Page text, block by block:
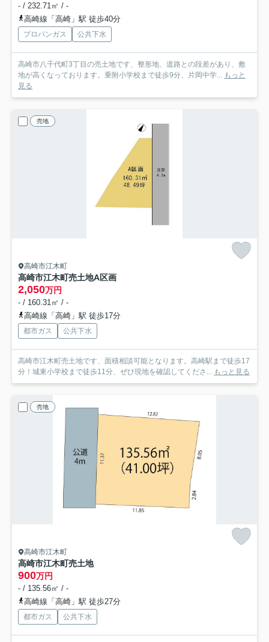
- / 232.71㎡ / -
高崎線「高崎」駅 徒歩40分
プロパンガス 公共下水
高崎市八千代町3丁目の売土地です、整形地、道路との段差があり、敷
地が高くなっております。乗附小学校まで徒歩9分、片岡中学... もっと
見る
売地
高崎市江木町
高崎市江木町売土地A区画
2,050万円
- / 160.31㎡ / -
高崎線「高崎」駅 徒歩17分
都市ガス 公共下水
高崎市江木町売土地です、面積相談可能となります。高崎駅まで徒歩17
分！城東小学校まで徒歩11分、ぜひ現地を確認してくださ... もっと見る
売地
高崎市江木町
高崎市江木町売土地
900万円
- / 135.56㎡ / -
高崎線「高崎」駅 徒歩27分
都市ガス 公共下水